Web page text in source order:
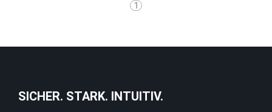
1
SICHER. STARK. INTUITIV.